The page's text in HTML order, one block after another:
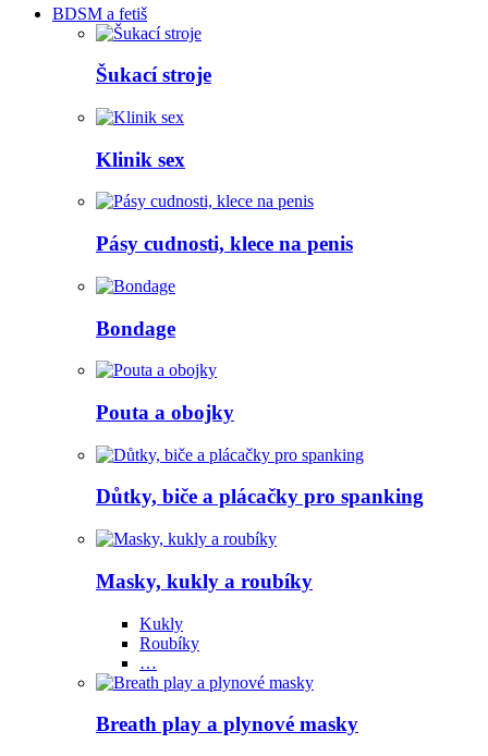
BDSM a fetiš
Šukací stroje
Klinik sex
Pásy cudnosti, klece na penis
Bondage
Pouta a obojky
Důtky, biče a plácačky pro spanking
Masky, kukly a roubíky
Kukly
Roubíky
…
Breath play a plynové masky